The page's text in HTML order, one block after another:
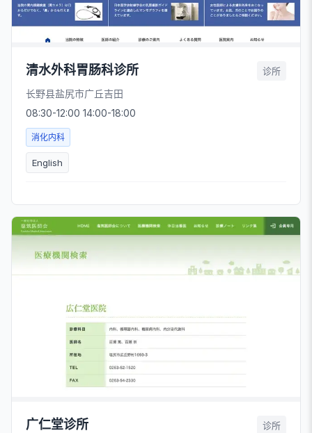
清水外科胃肠科诊所 诊所
长野县盐尻市广丘吉田
08:30-12:00 14:00-18:00
消化内科
English
广仁堂诊所 诊所